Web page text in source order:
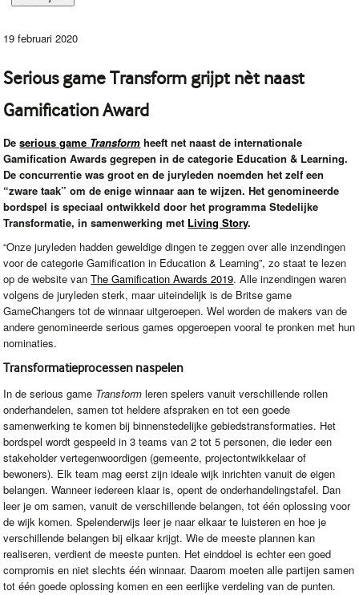
19 februari 2020
Serious game Transform grijpt nèt naast
Gamification Award
Deserious game Transform heeft net naast de internationale
Gamification Awards gegrepen in de categorie Education & Learning.
De concurrentie was groot en de juryleden noemden het zelf een
“zware taak” om de enige winnaar aan te wijzen. Het genomineerde
bordspel is speciaal ontwikkeld door het programma Stedelijke
Transformatie, in samenwerking met Living Story.
“Onze juryleden hadden geweldige dingen te zeggen over alle inzendingen
voor de categorie Gamification in Education & Learning”, zo staat te lezen
op de website vanThe Gamification Awards 2019. Alle inzendingen waren
volgens de juryleden sterk, maar uiteindelijk is de Britse game
GameChangers tot de winnaar uitgeroepen. Wel worden de makers van de
andere genomineerde serious games opgeroepen vooral te pronken met hun
nominaties.
Transformatieprocessen naspelen
In de serious game Transform leren spelers vanuit verschillende rollen
onderhandelen, samen tot heldere afspraken en tot een goede
samenwerking te komen bij binnenstedelijke gebiedstransformaties. Het
bordspel wordt gespeeld in 3 teams van 2 tot 5 personen, die ieder een
stakeholder vertegenwoordigen (gemeente, projectontwikkelaar of
bewoners). Elk team mag eerst zijn ideale wijk inrichten vanuit de eigen
belangen. Wanneer iedereen klaar is, opent de onderhandelingstafel. Dan
leer je om samen, vanuit de verschillende belangen, tot één oplossing voor
de wijk komen. Spelenderwijs leer je naar elkaar te luisteren en hoe je
verschillende belangen bij elkaar krijgt. Wie de meeste plannen kan
realiseren, verdient de meeste punten. Het einddoel is echter een goed
compromis en niet slechts één winnaar. Daarom moeten alle partijen samen
tot één goede oplossing komen en een eerlijke verdeling van de punten.